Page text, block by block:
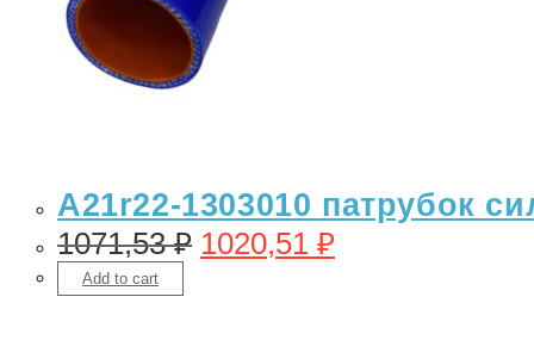
A21r22-1303010 патрубок
1071,53₽ 1020,51 ₽
Add to cart